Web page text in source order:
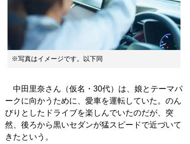
※写真はイメージです。以下同
中田里奈さん（仮名・30代）は、娘とテーマパ
ークに向かうために、愛車を運転していた。のん
びりとしたドライブを楽しんでいたのだが、突
然、後ろから黒いセダンが猛スピードで近づいて
きたという。